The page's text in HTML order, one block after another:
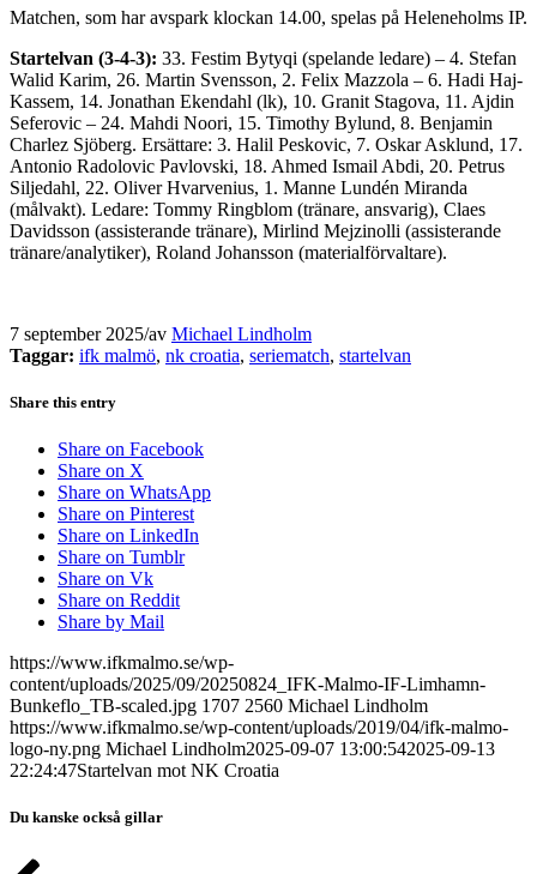
Matchen, som har avspark klockan 14.00, spelas på Heleneholms IP.
Startelvan (3-4-3): 33. Festim Bytyqi (spelande ledare) – 4. Stefan
Walid Karim, 26. Martin Svensson, 2. Felix Mazzola – 6. Hadi Haj-
Kassem, 14. Jonathan Ekendahl (lk), 10. Granit Stagova, 11. Ajdin
Seferovic – 24. Mahdi Noori, 15. Timothy Bylund, 8. Benjamin
Charlez Sjöberg. Ersättare: 3. Halil Peskovic, 7. Oskar Asklund, 17.
Antonio Radolovic Pavlovski, 18. Ahmed Ismail Abdi, 20. Petrus
Siljedahl, 22. Oliver Hvarvenius, 1. Manne Lundén Miranda
(målvakt). Ledare: Tommy Ringblom (tränare, ansvarig), Claes
Davidsson (assisterande tränare), Mirlind Mejzinolli (assisterande
tränare/analytiker), Roland Johansson (materialförvaltare).
7 september 2025/av Michael Lindholm
Taggar: ifk malmö, nk croatia, seriematch, startelvan
Share this entry
Share on Facebook
Share on X
Share on WhatsApp
Share on Pinterest
Share on LinkedIn
Share on Tumblr
Share on Vk
Share on Reddit
Share by Mail
https://www.ifkmalmo.se/wp-
content/uploads/2025/09/20250824_IFK-Malmo-IF-Limhamn-
Bunkeflo_TB-scaled.jpg 1707 2560 Michael Lindholm
https://www.ifkmalmo.se/wp-content/uploads/2019/04/ifk-malmo-
logo-ny.png Michael Lindholm2025-09-07 13:00:542025-09-13
22:24:47Startelvan mot NK Croatia
Du kanske också gillar